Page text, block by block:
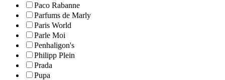
Paco Rabanne
Parfums de Marly
Paris World
Parle Moi
Penhaligon's
Philipp Plein
Prada
Pupa